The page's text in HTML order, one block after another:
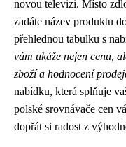
novou televizi. Místo
zadáte název produktu
přehlednou tabulku s
vám ukáže nejen cenu,
zboží a hodnocení
nabídku, která splňuje
polské srovnávače cen
dopřát si radost z